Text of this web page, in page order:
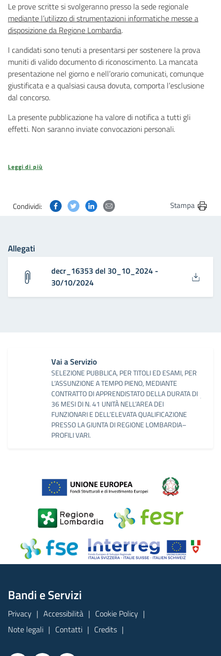
Le prove scritte si svolgeranno presso la sede regionale
mediante l’utilizzo di strumentazioni informatiche messe a
disposizione da Regione Lombardia.
I candidati sono tenuti a presentarsi per sostenere la prova
muniti di valido documento di riconoscimento. La mancata
presentazione nel giorno e nell’orario comunicati, comunque
giustificata e a qualsiasi causa dovuta, comporta l’esclusione
dal concorso.
La presente pubblicazione ha valore di notifica a tutti gli
effetti. Non saranno inviate convocazioni personali.
Leggi di più
Condividi: Condividi questa pagina su Facebook
Condividi questa pagina su Twitter
Condividi questa pagina su Linkedin
Condividi questa pagina via
Stampa
Allegati
decr_16353 del 30_10_2024 -
30/10/2024
Vai a Servizio
SELEZIONE PUBBLICA, PER TITOLI ED ESAMI, PER
L’ASSUNZIONE A TEMPO PIENO, MEDIANTE
CONTRATTO DI APPRENDISTATO DELLA DURATA DI
36 MESI DI N. 41 UNITÀ NELL’AREA DEI
FUNZIONARI E DELL’ELEVATA QUALIFICAZIONE
PRESSO LA GIUNTA DI REGIONE LOMBARDIA–
PROFILI VARI.
Bandi e Servizi
Privacy Accessibilità
Cookie Policy
Note legali
Contatti Credits